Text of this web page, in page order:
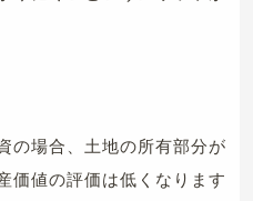
の場合、土地の所有部分が
価値の評価は低くなります